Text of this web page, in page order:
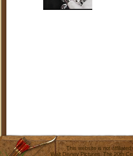
This website is not
Walt Disney Pictures,The 20th